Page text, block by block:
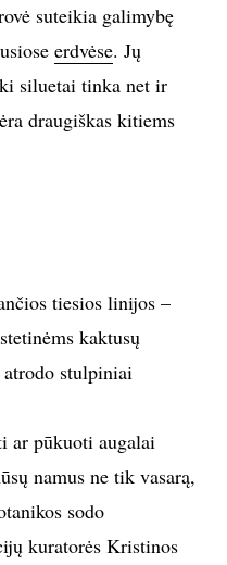
suteikia galimybę
erdvėse. Jų
siluetai tinka net ir
draugiškas kitiems
tiesios linijos –
kaktusų
stulpiniai
ar pūkuoti augalai
namus ne tik vasarą,
sodo
kuratorės Kristinos